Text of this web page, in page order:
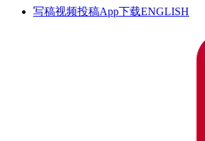
写稿视频投稿App下载ENGLISH